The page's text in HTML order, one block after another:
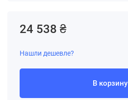
24 538 ₴
Нашли дешевле?
В корзину